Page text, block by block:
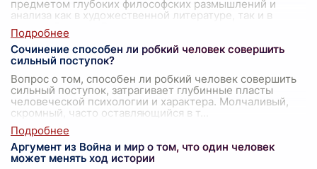
предметом глубоких философских размышлений и
анализа как в художественной литературе, так и в
реальной жизни. В этом контексте про
Сочинение способен ли робкий человек совершить
сильный поступок?
Вопрос о том, способен ли робкий человек совершить
сильный поступок, затрагивает глубинные пласты
человеческой психологии и характера. Молчаливый,
скромный, часто оставляющийся в т
Аргумент из Война и мир о том, что один человек
может менять ход истории